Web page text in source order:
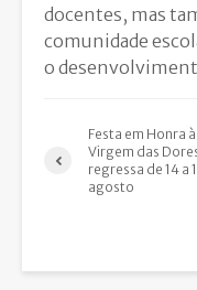
docentes, mas
comunidade
o
Festa em Honra à
Virgem das
regressa de 14 a
agosto